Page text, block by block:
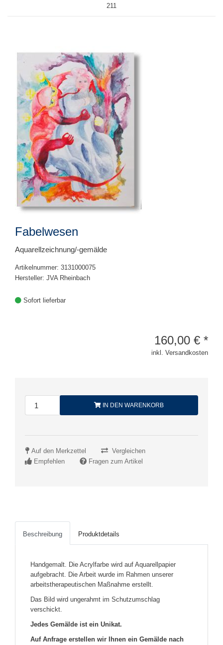
211
Fabelwesen
Aquarellzeichnung/-gemälde
Artikelnummer: 3131000075
Hersteller: JVA Rheinbach
Sofort lieferbar
160,00 € *
inkl. Versandkosten
IN DEN WARENKORB
Auf den Merkzettel
Vergleichen
Empfehlen
Fragen zum Artikel
Beschreibung Produktdetails
Handgemalt. Die Acrylfarbe wird auf Aquarellpapier
aufgebracht. Die Arbeit wurde im Rahmen unserer
arbeitstherapeutischen Maßnahme erstellt.
Das Bild wird ungerahmt im Schutzumschlag
verschickt.
Jedes Gemälde ist ein Unikat.
Auf Anfrage erstellen wir Ihnen ein Gemälde nach